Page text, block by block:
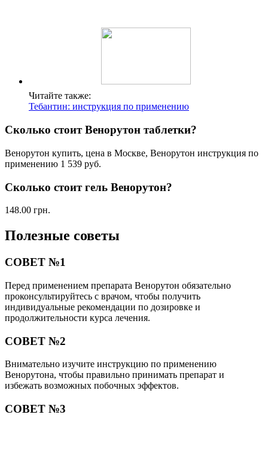
Читайте также:
Тебантин: инструкция по применению
Сколько стоит Венорутон таблетки?
Венорутон купить, цена в Москве, Венорутон инструкция по
применению 1 539 руб.
Сколько стоит гель Венорутон?
148.00 грн.
Полезные советы
СОВЕТ №1
Перед применением препарата Венорутон обязательно
проконсультируйтесь с врачом, чтобы получить
индивидуальные рекомендации по дозировке и
продолжительности курса лечения.
СОВЕТ №2
Внимательно изучите инструкцию по применению
Венорутона, чтобы правильно принимать препарат и
избежать возможных побочных эффектов.
СОВЕТ №3